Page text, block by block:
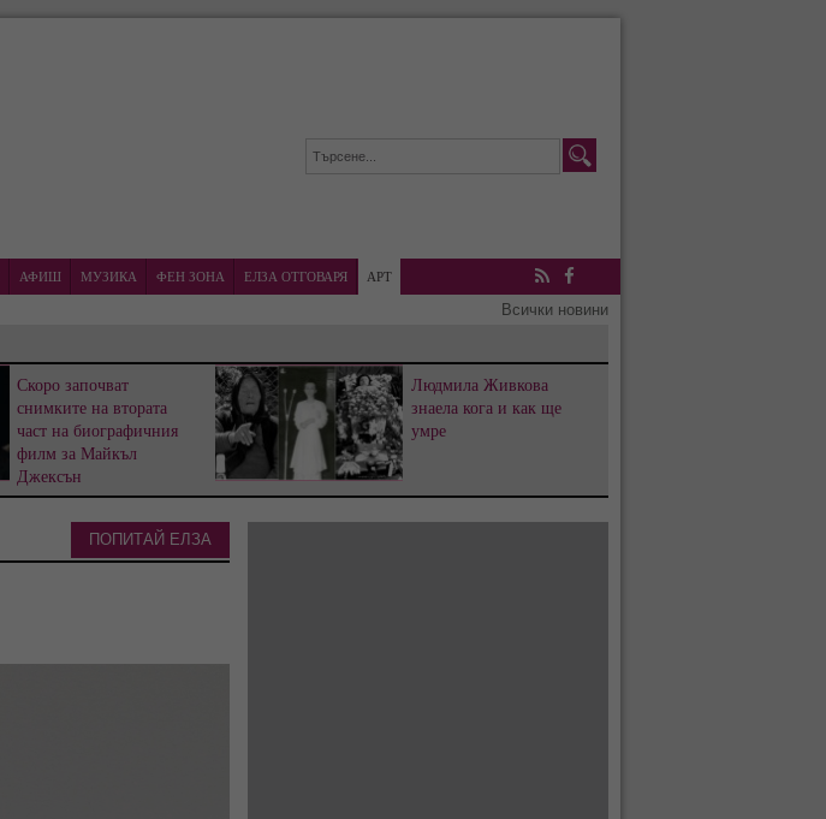
АФИШ МУЗИКА ФЕН ЗОНА ЕЛЗА ОТГОВАРЯ
АРТ
RSS Facebook
Всички новини
Скоро започват
снимките на втората
част на биографичния
филм за Майкъл
Джексън
Людмила Живкова
знаела кога и как ще
умре
ПОПИТАЙ ЕЛЗА